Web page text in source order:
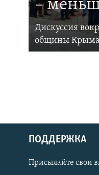
Українською
–
Дискуссия
общины Крыма
ПОДДЕРЖКА
Присылайте свои